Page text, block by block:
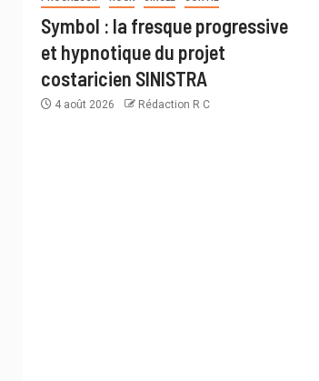
Symbol : la fresque progressive
et hypnotique du projet
costaricien SINISTRA
4 août 2026 Rédaction R C